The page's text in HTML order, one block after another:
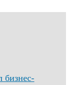
бизнес-